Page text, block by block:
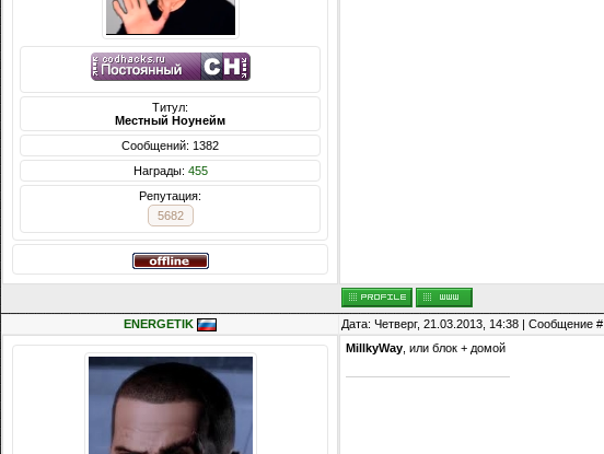
Титул:
Местный Ноунейм
Сообщений: 1382
Награды: 455
Репутация:
5682
ENERGETIK Дата: Четверг, 21.03.2013, 14:38 | Сообщение #
MillkyWay , или блок + домой